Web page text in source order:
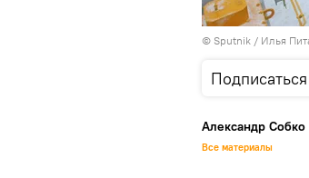
© Sputnik / Илья
Подписаться
Александр Собко
Все материалы